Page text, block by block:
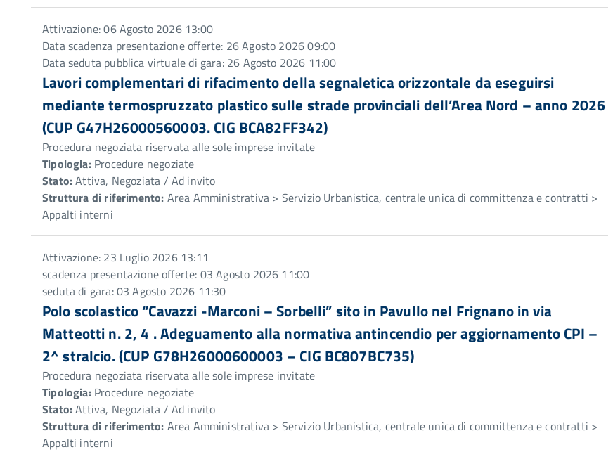
Attivazione: 06 Agosto 2026 13:00
Data scadenza presentazione offerte: 26 Agosto 2026 09:00
Data seduta pubblica virtuale di gara: 26 Agosto 2026 11:00
Lavori complementari di rifacimento della segnaletica orizzontale da eseguirsi
mediante termospruzzato plastico sulle strade provinciali dell’Area Nord – anno 2026
(CUP G47H26000560003. CIG BCA82FF342)
Procedura negoziata riservata alle sole imprese invitate
Tipologia:Procedure negoziate
Stato:Attiva, Negoziata / Ad invito
Struttura di riferimento: Area Amministrativa > Servizio Urbanistica, centrale unica di committenza e contratti >
Appalti interni
Attivazione: 23 Luglio 2026 13:11
scadenza presentazione offerte: 03 Agosto 2026 11:00
seduta di gara: 03 Agosto 2026 11:30
Polo scolastico “Cavazzi -Marconi – Sorbelli” sito in Pavullo nel Frignano in via
Matteotti n. 2, 4 . Adeguamento alla normativa antincendio per aggiornamento CPI –
2^ stralcio. (CUP G78H26000600003 – CIG BC807BC735)
Procedura negoziata riservata alle sole imprese invitate
Tipologia:Procedure negoziate
Stato:Attiva, Negoziata / Ad invito
Struttura di riferimento: Area Amministrativa > Servizio Urbanistica, centrale unica di committenza e contratti >
Appalti interni